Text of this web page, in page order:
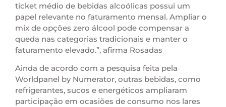
ticket médio de bebidas alcoólicas possui um
papel relevante no faturamento mensal. Ampliar o
mix de opções zero álcool pode compensar a
queda nas categorias tradicionais e manter o
faturamento elevado.”, afirma Rosadas
Ainda de acordo com a pesquisa feita pela
Worldpanel by Numerator, outras bebidas, como
refrigerantes, sucos e energéticos ampliaram
participação em ocasiões de consumo nos lares